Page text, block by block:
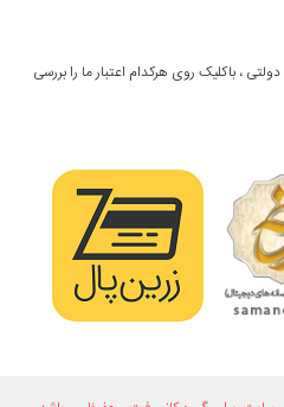
، باکلیک روی هرکدام اعتبار ما را بررسی